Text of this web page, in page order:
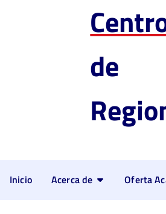
de
Inicio Acerca de Oferta